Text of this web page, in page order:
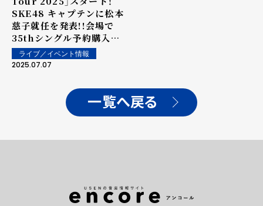
SKE48 キャプテンに松本
慈子就任を発表!!会場で
35thシングル予約購入特
典会も開催
ライブ／イベント情報
2025.07.07
一覧へ戻る